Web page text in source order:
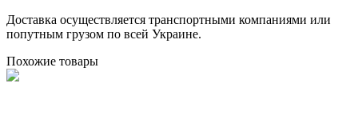
Доставка осуществляется транспортными компаниями или
попутным грузом по всей Украине.
Похожие товары